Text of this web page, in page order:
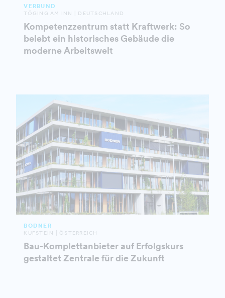
VERBUND
TÖGING AM INN | DEUTSCHLAND
Kompetenzzentrum statt Kraftwerk: So
belebt ein historisches Gebäude die
moderne Arbeitswelt
BODNER
KUFSTEIN | ÖSTERREICH
Bau-Komplettanbieter auf Erfolgskurs
gestaltet Zentrale für die Zukunft